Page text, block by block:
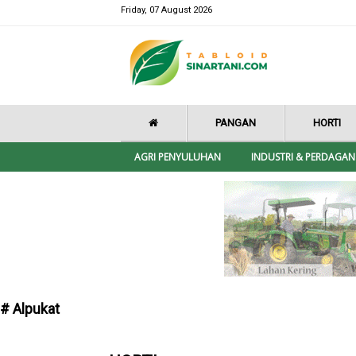
Friday, 07 August 2026
PANGAN HORTI
AGRI PENYULUHAN INDUSTRI &
# Alpukat